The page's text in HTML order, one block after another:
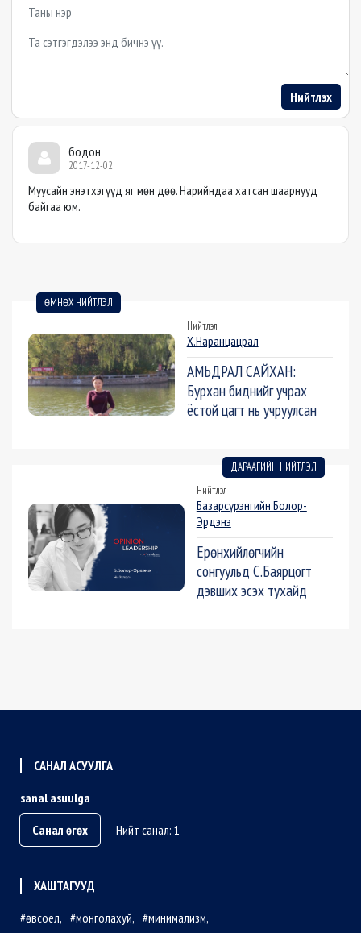
Example textarea
Нийтлэх
бодон
2017-12-02
Муусайн энэтхэгүүд яг мөн дөө. Нарийндаа хатсан шаарнууд
байгаа юм.
ӨМНӨХ НИЙТЛЭЛ
Нийтлэл
Х.Наранцацрал
АМЬДРАЛ САЙХАН:
Бурхан биднийг учрах
ёстой цагт нь учруулсан
ДАРААГИЙН НИЙТЛЭЛ
Нийтлэл
Базарсүрэнгийн Болор-
Эрдэнэ
Ерөнхийлөгчийн
сонгуульд С.Баярцогт
дэвших эсэх тухайд
САНАЛ АСУУЛГА
sanal asuulga
Санал өгөх
Нийт санал: 1
ХАШТАГУУД
өвсоёл
монголахуй минимализм